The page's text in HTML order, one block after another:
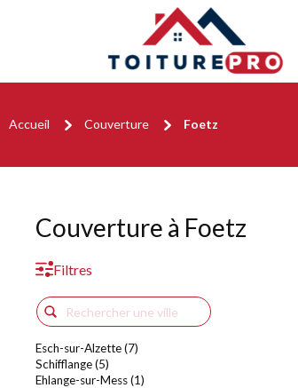
Accueil Couverture Foetz
Couverture à Foetz
Filtres
Esch-sur-Alzette (7)
Schifflange (5)
Ehlange-sur-Mess (1)